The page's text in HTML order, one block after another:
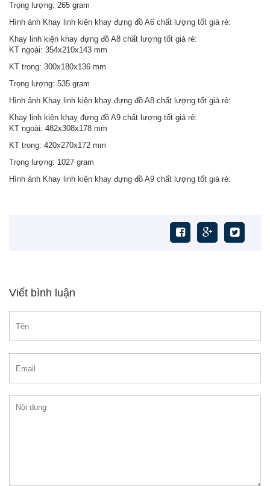
Trọng lượng: 265 gram
Hình ảnh Khay linh kiện khay đựng đồ A6 chất lượng tốt giá rẻ:
Khay linh kiện khay đựng đồ A8 chất lượng tốt giá rẻ:
KT ngoài: 354x210x143 mm
KT trong: 300x180x136 mm
Trọng lượng: 535 gram
Hình ảnh Khay linh kiện khay đựng đồ A8 chất lượng tốt giá rẻ:
Khay linh kiện khay đựng đồ A9 chất lượng tốt giá rẻ:
KT ngoài: 482x308x178 mm
KT trong: 420x270x172 mm
Trọng lượng: 1027 gram
Hình ảnh Khay linh kiện khay đựng đồ A9 chất lượng tốt giá rẻ:
Viết bình luận